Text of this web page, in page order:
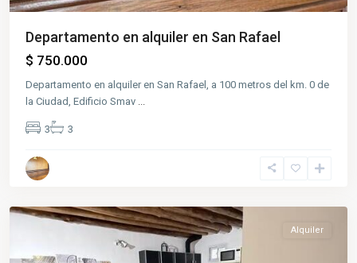
Departamento en alquiler en San Rafael
$ 750.000
Departamento en alquiler en San Rafael, a 100 metros del km. 0 de
la Ciudad, Edificio Smav
3 3
Centro
San
Alquiler